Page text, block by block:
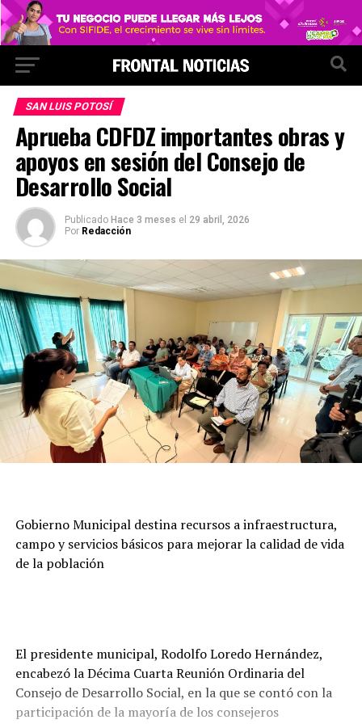
SAN LUIS POTOSÍ
Aprueba CDFDZ importantes obras y
apoyos en sesión del Consejo de
Desarrollo Social
Publicado Hace 3 meses el 29 abril, 2026
Por Redacción
Gobierno Municipal destina recursos a infraestructura,
campo y servicios básicos para mejorar la calidad de vida
de la población
El presidente municipal, Rodolfo Loredo Hernández,
encabezó la Décima Cuarta Reunión Ordinaria del
Consejo de Desarrollo Social, en la que se contó con la
participación de la mayoría de los consejeros